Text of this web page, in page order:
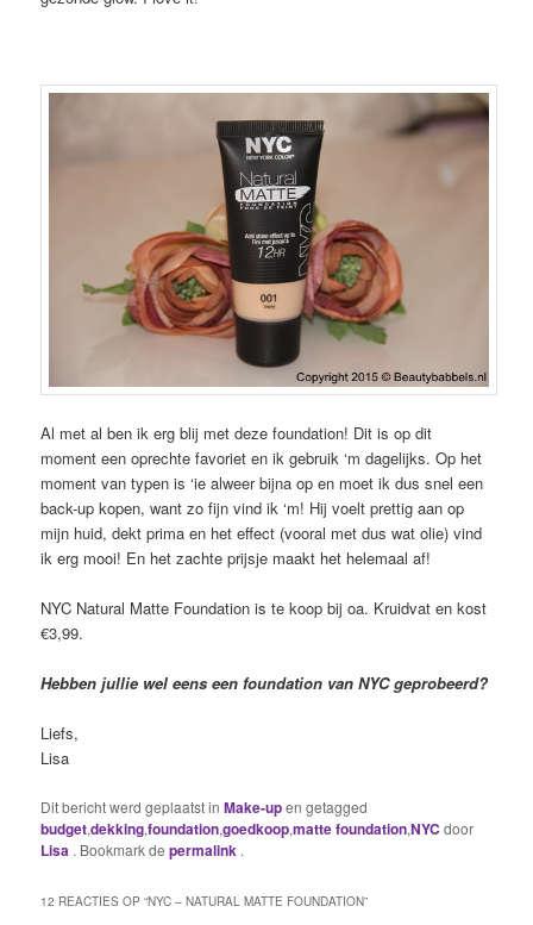
Al met al ben ik erg blij met deze foundation! Dit is op dit
moment een oprechte favoriet en ik gebruik ‘m dagelijks. Op het
moment van typen is ‘ie alweer bijna op en moet ik dus snel een
back-up kopen, want zo fijn vind ik ‘m! Hij voelt prettig aan op
mijn huid, dekt prima en het effect (vooral met dus wat olie) vind
ik erg mooi! En het zachte prijsje maakt het helemaal af!
NYC Natural Matte Foundation is te koop bij oa. Kruidvat en kost
€3,99.
Hebben jullie wel eens een foundation van NYC geprobeerd?
Liefs,
Lisa
Dit bericht werd geplaatst inMake-upen getagged
budget,dekking,foundation,goedkoop,matte foundation,NYC door
Lisa . Bookmark depermalink .
12 REACTIES OP “NYC – NATURAL MATTE FOUNDATION”